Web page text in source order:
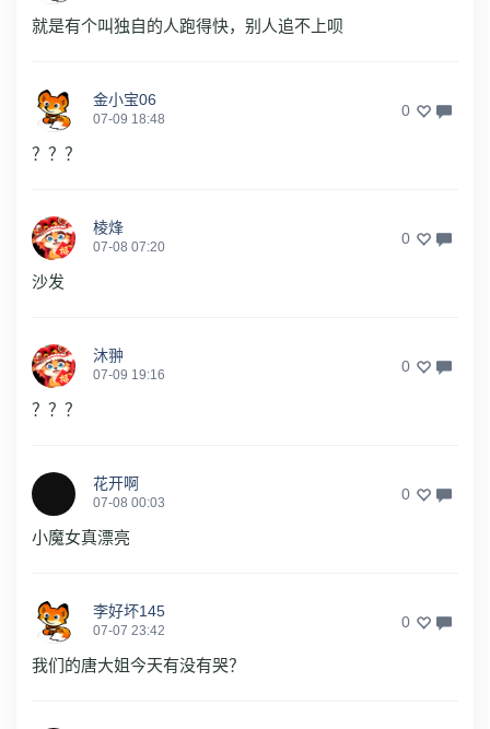
就是有个叫独自的人跑得快，别人追不上呗
金小宝06
07-09 18:48 0
？？？
棱烽
07-08 07:20 0
沙发
沐翀
07-09 19:16 0
？？？
花开啊
07-08 00:03 0
小魔女真漂亮
李好坏145
07-07 23:42 0
我们的唐大姐今天有没有哭？